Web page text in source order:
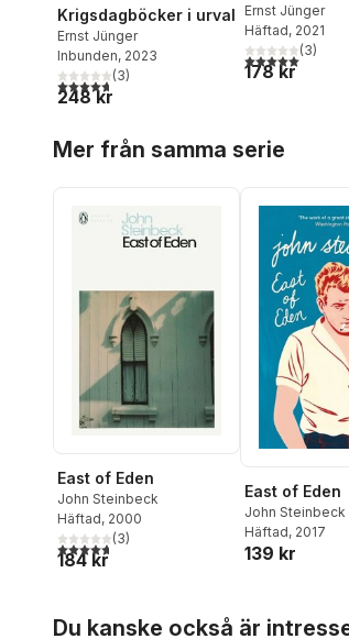
Krigsdagböcker i urval
Ernst Jünger
Inbunden, 2023
4,7utav 5 stjärnor. Totalt antal röster:
(3)
248 kr
Ernst Jünger
Häftad, 2021
5,0utav 5(3)
178 kr
Mer från samma serie
East of Eden
John Steinbeck
Häftad, 2000
4,7utav 5 stjärnor. Totalt antal röster:
(3)
184 kr
East of Eden
John Steinbeck
Häftad, 2017
139 kr
Du kanske också är